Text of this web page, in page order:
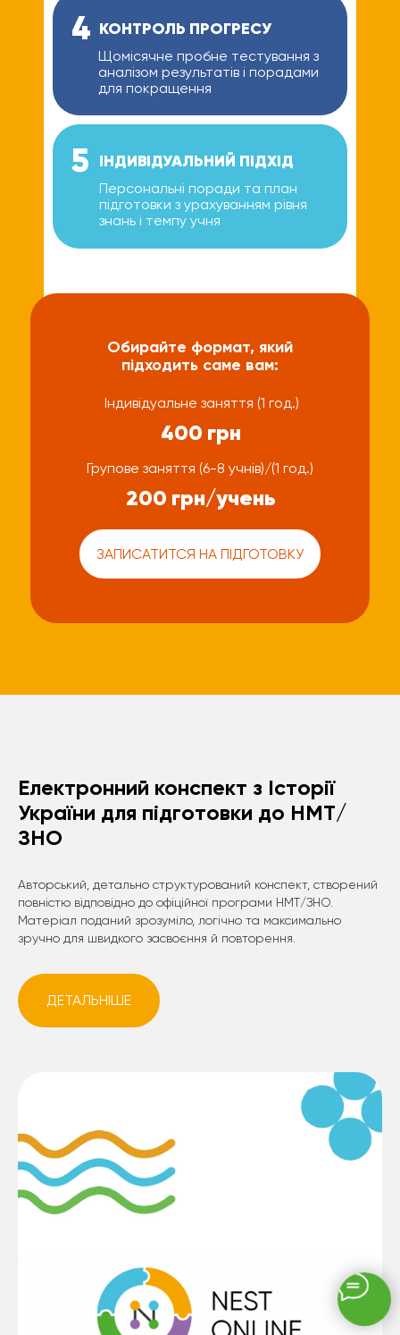
ЗАПИСАТИТСЯ НА ПІДГОТОВКУ
200 грн/учень
Групове заняття (6-8 учнів)/(1 год.)
Індивідуальне заняття (1 год.)
400 грн
Обирайте формат, який
підходить саме вам:
5
Персональні поради та план
підготовки з урахуванням рівня
знань і темпу учня
ІНДИВІДУАЛЬНИЙ ПІДХІД
КОНТРОЛЬ ПРОГРЕСУ
Щомісячне пробне тестування з
аналізом результатів і порадами
для покращення
4
Електронний конспект з Історії
України для підготовки до НМТ/
ЗНО
Авторський, детально структурований конспект, створений
повністю відповідно до офіційної програми НМТ/ЗНО.
Матеріал поданий зрозуміло, логічно та максимально
зручно для швидкого засвоєння й повторення.
ДЕТАЛЬНІШЕ